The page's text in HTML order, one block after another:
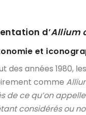
d’Allium
et
des années 1980,
comme
de ce qu’on
considérés ou